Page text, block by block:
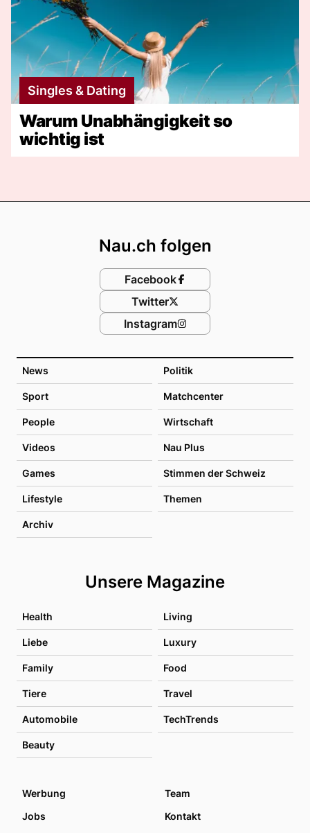
Singles & Dating
Warum Unabhängigkeit so
wichtig ist
News Politik
Sport Matchcenter
People Wirtschaft
Videos Nau Plus
Games Stimmen der Schweiz
Lifestyle Themen
Archiv
Unsere Magazine
Health Living
Liebe Luxury
Family Food
Tiere Travel
Automobile TechTrends
Beauty
Nau.ch folgen
Facebook
Twitter
Instagram
Werbung
Team
Jobs
Kontakt